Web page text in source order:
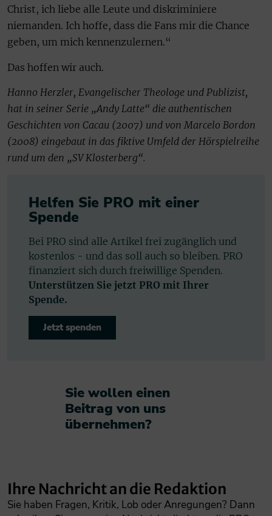
Christ, ich liebe alle Leute und diskriminiere
niemanden. Ich hoffe, dass die Fans mir die Chance
geben, um mich kennenzulernen.“
Das hoffen wir auch.
Hanno Herzler, Evangelischer Theologe und Publizist,
hat in seiner Serie „Andy Latte“ die authentischen
Geschichten von Cacau (2007) und von Marcelo Bordon
(2008) eingebaut in das fiktive Umfeld der Hörspielreihe
rund um den „SV Klosterberg“.
Helfen Sie PRO mit einer
Spende
Bei PRO sind alle Artikel frei zugänglich und
kostenlos - und das soll auch so bleiben. PRO
finanziert sich durch freiwillige Spenden.
Unterstützen Sie jetzt PRO mit Ihrer
Spende.
Jetzt spenden
Sie wollen einen
Beitrag von uns
übernehmen?​
Ihre Nachricht an die Redaktion
Sie haben Fragen, Kritik, Lob oder Anregungen? Dann